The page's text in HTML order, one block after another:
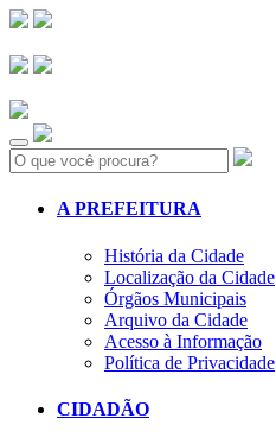
Search:
A PREFEITURA
História da Cidade
Localização da Cidade
Órgãos Municipais
Arquivo da Cidade
Acesso à Informação
Política de Privacidade
CIDADÃO